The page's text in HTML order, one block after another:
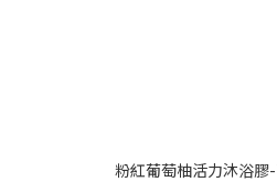
粉紅葡萄柚活力沐浴膠